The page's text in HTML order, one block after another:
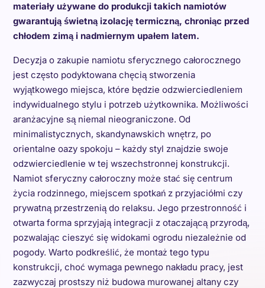
materiały używane do produkcji takich namiotów
gwarantują świetną izolację termiczną, chroniąc przed
chłodem zimą i nadmiernym upałem latem.
Decyzja o zakupie namiotu sferycznego całorocznego
jest często podyktowana chęcią stworzenia
wyjątkowego miejsca, które będzie odzwierciedleniem
indywidualnego stylu i potrzeb użytkownika. Możliwości
aranżacyjne są niemal nieograniczone. Od
minimalistycznych, skandynawskich wnętrz, po
orientalne oazy spokoju – każdy styl znajdzie swoje
odzwierciedlenie w tej wszechstronnej konstrukcji.
Namiot sferyczny całoroczny może stać się centrum
życia rodzinnego, miejscem spotkań z przyjaciółmi czy
prywatną przestrzenią do relaksu. Jego przestronność i
otwarta forma sprzyjają integracji z otaczającą przyrodą,
pozwalając cieszyć się widokami ogrodu niezależnie od
pogody. Warto podkreślić, że montaż tego typu
konstrukcji, choć wymaga pewnego nakładu pracy, jest
zazwyczaj prostszy niż budowa murowanej altany czy